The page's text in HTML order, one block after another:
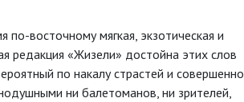
по-восточному мягкая, экзотическая и
редакция «Жизели» достойна этих слов
по накалу страстей и совершенно
ни балетоманов, ни зрителей,